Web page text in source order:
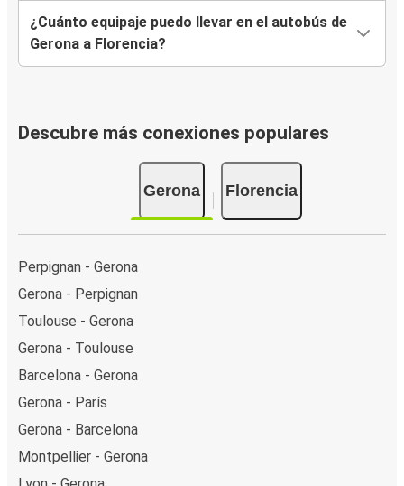
¿Cuánto equipaje puedo llevar en el autobús de
Gerona a Florencia?
Descubre más conexiones populares
Gerona Florencia
Perpignan - Gerona
Gerona - Perpignan
Toulouse - Gerona
Gerona - Toulouse
Barcelona - Gerona
Gerona - París
Gerona - Barcelona
Montpellier - Gerona